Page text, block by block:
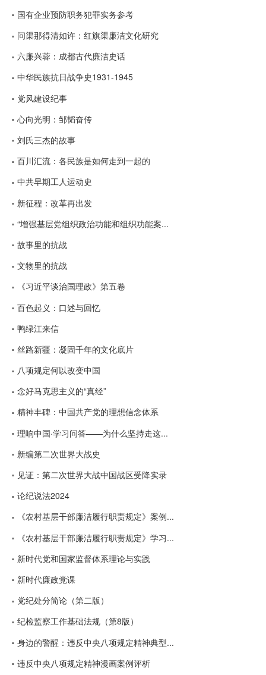
国有企业预防职务犯罪实务参考
问渠那得清如许：红旗渠廉洁文化研究
六廉兴蓉：成都古代廉洁史话
中华民族抗日战争史1931-1945
党风建设纪事
心向光明：邹韬奋传
刘氏三杰的故事
百川汇流：各民族是如何走到一起的
中共早期工人运动史
新征程：改革再出发
“增强基层党组织政治功能和组织功能案...
故事里的抗战
文物里的抗战
《习近平谈治国理政》第五卷
百色起义：口述与回忆
鸭绿江来信
丝路新疆：凝固千年的文化底片
八项规定何以改变中国
念好马克思主义的“真经”
精神丰碑：中国共产党的理想信念体系
理响中国·学习问答——为什么坚持走这...
新编第二次世界大战史
见证：第二次世界大战中国战区受降实录
论纪说法2024
《农村基层干部廉洁履行职责规定》案例...
《农村基层干部廉洁履行职责规定》学习...
新时代党和国家监督体系理论与实践
新时代廉政党课
党纪处分简论（第二版）
纪检监察工作基础法规（第8版）
身边的警醒：违反中央八项规定精神典型...
违反中央八项规定精神漫画案例评析